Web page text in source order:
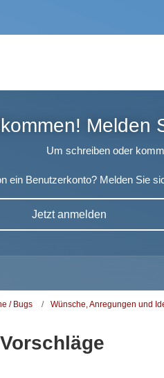
Melden
Um schreiben oder
ein Benutzerkonto? Melden Sie
Jetzt anmelden
/ Bugs Wünsche, Anregungen und